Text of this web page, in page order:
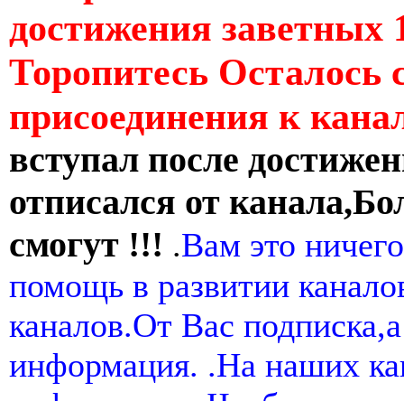
достижения заветных
Торопитесь Осталось
присоединения к
вступал после
отписался от
смогут !!! .Вам это
помощь в развитии
каналов.От Вас
информация. .На наших